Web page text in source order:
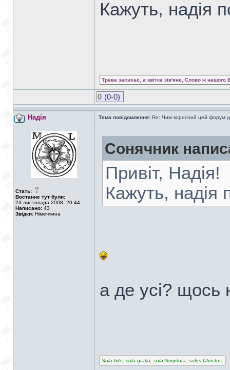
Кажуть, надія
Трава засихає, а квітка зів'яне, Слово ж нашого
0 (0-0)
Надія Тема повідомлення: Re: Чим корисний цей форум
Стать:
Востаннє тут були:
23 листопада 2008, 20:44
Написано: 43
Звідки: Німеччина
Сонячник
Привіт, Надія!
Кажуть,
а де усі? щось
Sola fide, sola gratia, sola Scriptura, solus Christus.